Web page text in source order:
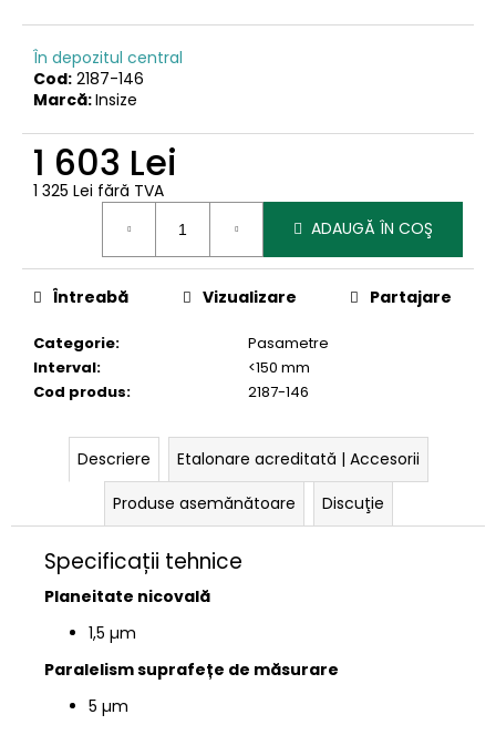
În depozitul central
Cod: 2187-146
Marcă:Insize
1 603 Lei
1 325 Lei fără TVA
ADAUGĂ ÎN COŞ
Categorie:
Pasametre
Interval:
<150 mm
Cod produs: 2187-146
Întreabă Vizualizare Partajare
Descriere
Etalonare acreditată | Accesorii
Produse asemănătoare
Discuţie
Specificații tehnice
Planeitate nicovală
1,5 µm
Paralelism suprafețe de măsurare
5 µm